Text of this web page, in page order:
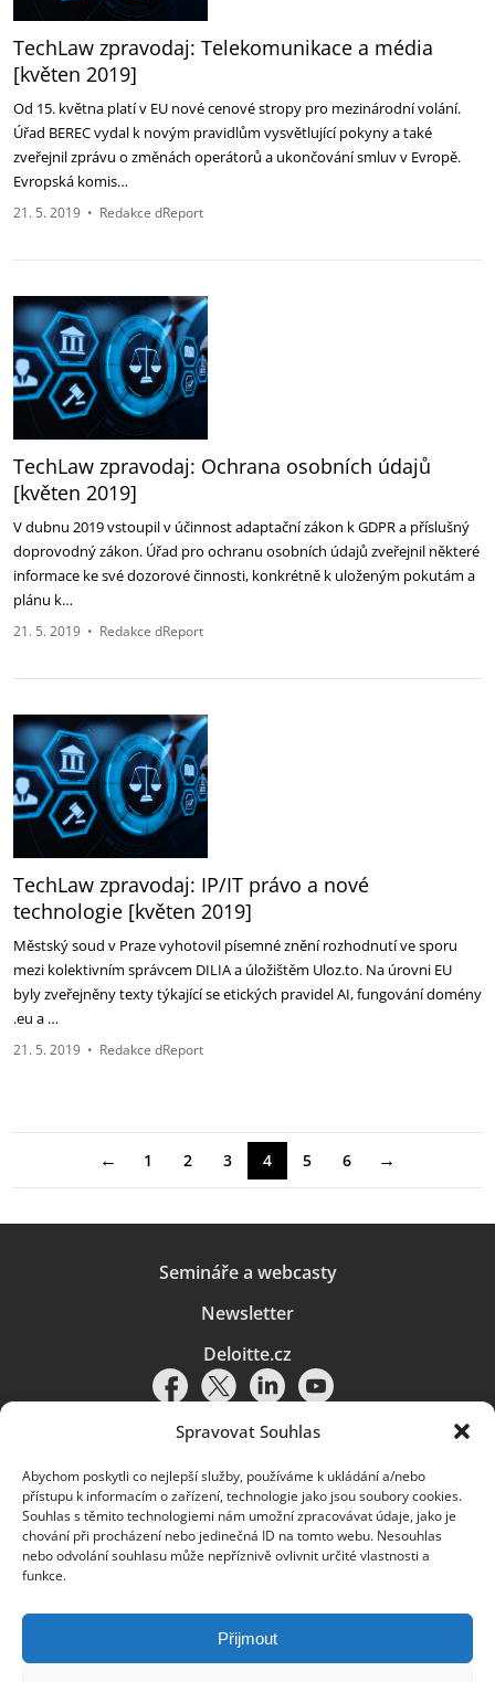
Spravovat Souhlas
Abychom poskytli co nejlepší služby, používáme k ukládání a/nebo
přístupu k informacím o zařízení, technologie jako jsou soubory cookies.
Souhlas s těmito technologiemi nám umožní zpracovávat údaje, jako je
chování při procházení nebo jedinečná ID na tomto webu. Nesouhlas
nebo odvolání souhlasu může nepříznivě ovlivnit určité vlastnosti a
funkce.
Přijmout
TechLaw zpravodaj: Telekomunikace a média
[květen 2019]
Od 15. května platí v EU nové cenové stropy pro mezinárodní volání.
Úřad BEREC vydal k novým pravidlům vysvětlující pokyny a také
zveřejnil zprávu o změnách operátorů a ukončování smluv v Evropě.
Evropská komis…
21. 5. 2019 • Redakce dReport
TechLaw zpravodaj: Ochrana osobních údajů
[květen 2019]
V dubnu 2019 vstoupil v účinnost adaptační zákon k GDPR a příslušný
doprovodný zákon. Úřad pro ochranu osobních údajů zveřejnil některé
informace ke své dozorové činnosti, konkrétně k uloženým pokutám a
plánu k…
21. 5. 2019 • Redakce dReport
TechLaw zpravodaj: IP/IT právo a nové
technologie [květen 2019]
Městský soud v Praze vyhotovil písemné znění rozhodnutí ve sporu
mezi kolektivním správcem DILIA a úložištěm Uloz.to. Na úrovni EU
byly zveřejněny texty týkající se etických pravidel AI, fungování domény
.eu a …
21. 5. 2019 • Redakce dReport
← 1 2 3 4 5 6 →
Semináře a webcasty
Newsletter
Deloitte.cz
Pravidla používání|Ochrana osobních údajů|Soubory cookies |
Deloitte.cz
© 2026. Více informací najdete vPravidlech používání.
Deloitte označuje jednu či více společností globální sítě členských
a přidružené subjekty (souhrnně „organizace Deloitte“). Společnost DTTL
(rovněž označovaná jako „Deloitte Global“) a každá z jejích členských
společností a jejich přidružených subjektů je samostatným a nezávislým
právním subjektem, který není oprávněn zavazovat nebo přijímat závazky